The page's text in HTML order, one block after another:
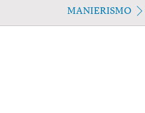
MANIERISMO